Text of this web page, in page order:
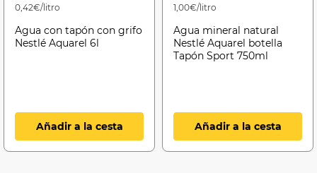
0,42€/litro
Agua con tapón con grifo
Nestlé Aquarel 6l
Añadir a la cesta
1,00€/litro
Agua mineral natural
Nestlé Aquarel botella
Tapón Sport 750ml
Añadir a la cesta